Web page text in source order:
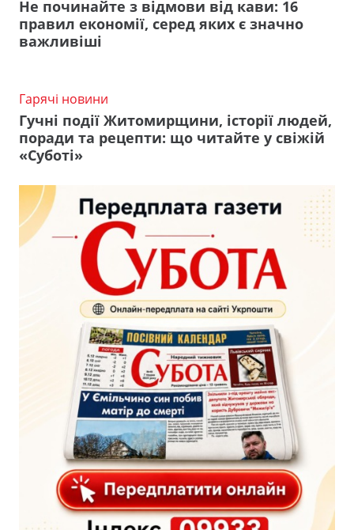
Не починайте з відмови від кави: 16
правил економії, серед яких є значно
важливіші
Гарячі новини
Гучні події Житомирщини, історії людей,
поради та рецепти: що читайте у свіжій
«Суботі»